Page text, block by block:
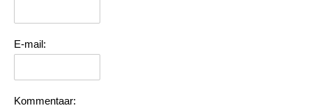
E-mail:
Kommentaar: